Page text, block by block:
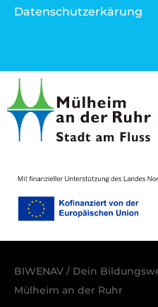
Datenschutzerkärung
BIWENAV / Dein
Mülheim an der Ruhr